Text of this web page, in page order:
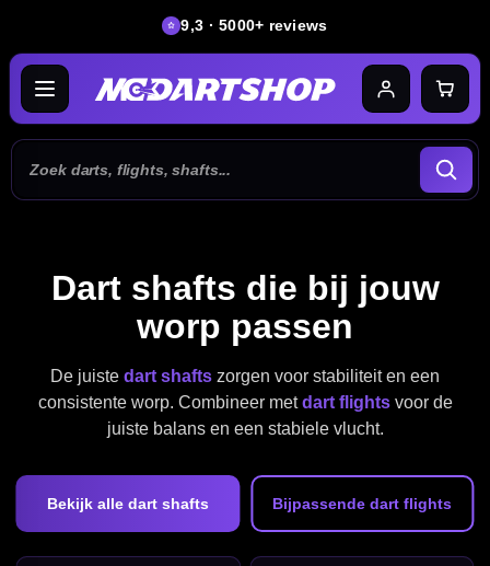
9,3 · 5000+ reviews
Dart shafts die bij jouw
worp passen
De juiste dart shafts zorgen voor stabiliteit en een
consistente worp. Combineer metdart flightsvoor de
juiste balans en een stabiele vlucht.
Bekijk alle dart shafts Bijpassende dart flights